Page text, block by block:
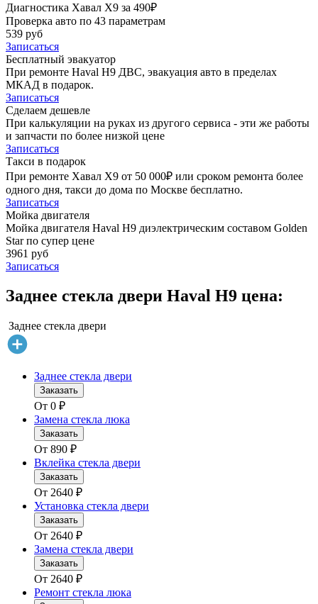
Диагностика Хавал Х9 за 490₽
Проверка авто по 43 параметрам
539 руб
Записаться
Бесплатный эвакуатор
При ремонте Haval H9 ДВС, эвакуация авто в пределах
МКАД в подарок.
Записаться
Сделаем дешевле
При калькуляции на руках из другого сервиса - эти же работы
и запчасти по более низкой цене
Записаться
Такси в подарок
При ремонте Хавал Х9 от 50 000₽ или сроком ремонта более
одного дня, такси до дома по Москве бесплатно.
Записаться
Мойка двигателя
Мойка двигателя Haval H9 диэлектрическим составом Golden
Star по супер цене
3961 руб
Записаться
Заднее стекла двери Haval H9 цена:
Заднее стекла двери
Заднее стекла двери
Заказать
От 0 ₽
Замена стекла люка
Заказать
От 890 ₽
Вклейка стекла двери
Заказать
От 2640 ₽
Установка стекла двери
Заказать
От 2640 ₽
Замена стекла двери
Заказать
От 2640 ₽
Ремонт стекла люка